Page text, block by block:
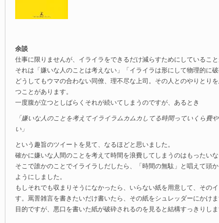
余談
仕事に限りませんが、イライラをできるだけ減らすためにしているこ
それは「嫌いな人のことは考えない」「イライラは形にして物理的に
どうしてもウマの合わない同僚、理不尽な上司。その人とのやりとり
つことがあります。
一度腹が立つとしばらくそれが続いてしまうのですが、あるとき
「嫌いな人のことを考えてイライラムカムカしてる時間っていくら費
い」
という趣旨のツイートを見て、なるほどと思いました。
確かに嫌いな人間のことを考えて時間を浪費してしまうのはもったい
そこで誰かのことでイライラしだしたら、「時間の無駄」と唱えて頭
ようにしました。
もしそれでも収まりそうになかったら、いらない紙を用意して、その
す。罵詈雑言を書きたいだけ書いたら、その紙をシュレッダーにかけ
目的ですが、悪口を書いた紙が破砕されるのを見ると結構すっきりし